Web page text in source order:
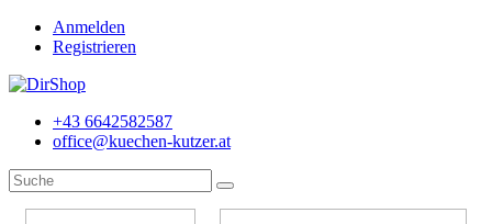
Anmelden
Registrieren
+43 6642582587
office@kuechen-kutzer.at